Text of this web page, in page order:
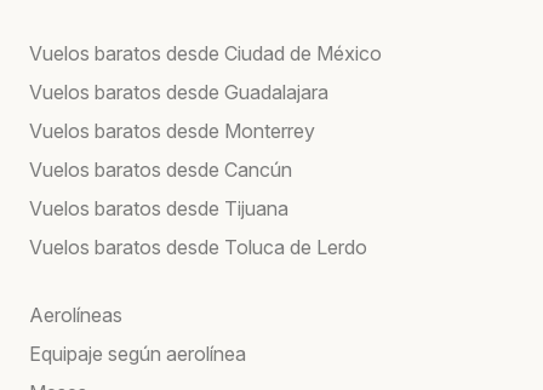
Vuelos baratos desde Ciudad de México
Vuelos baratos desde Guadalajara
Vuelos baratos desde Monterrey
Vuelos baratos desde Cancún
Vuelos baratos desde Tijuana
Vuelos baratos desde Toluca de Lerdo
Aerolíneas
Equipaje según aerolínea